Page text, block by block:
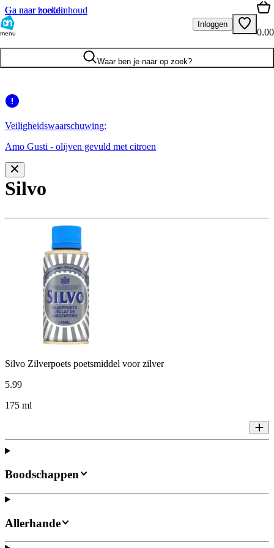
Ga naar hoofdinhoud
Ga naar zoeken
menu
Inloggen
0.00
Waar ben je naar op zoek?
Veiligheidswaarschuwing:
Amo Gusti - olijven gevuld met citroen
Silvo
Silvo Zilverpoets poetsmiddel voor zilver
5.99
175 ml
Boodschappen
Allerhande